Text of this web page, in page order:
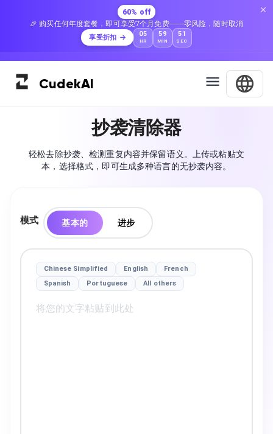
60% off
🎉 购买任何年度套餐，即可享受7个月免费——零风险，随时取消
享受折扣 05
HR
59
MIN
50
SEC
CudekAI
抄袭清除器
轻松去除抄袭、检测重复内容并保留语义。上传或粘贴文
本，选择格式，即可生成多种语言的无抄袭内容。
模式 基本的 进步
Chinese Simplified English
French
Spanish
Portuguese All others